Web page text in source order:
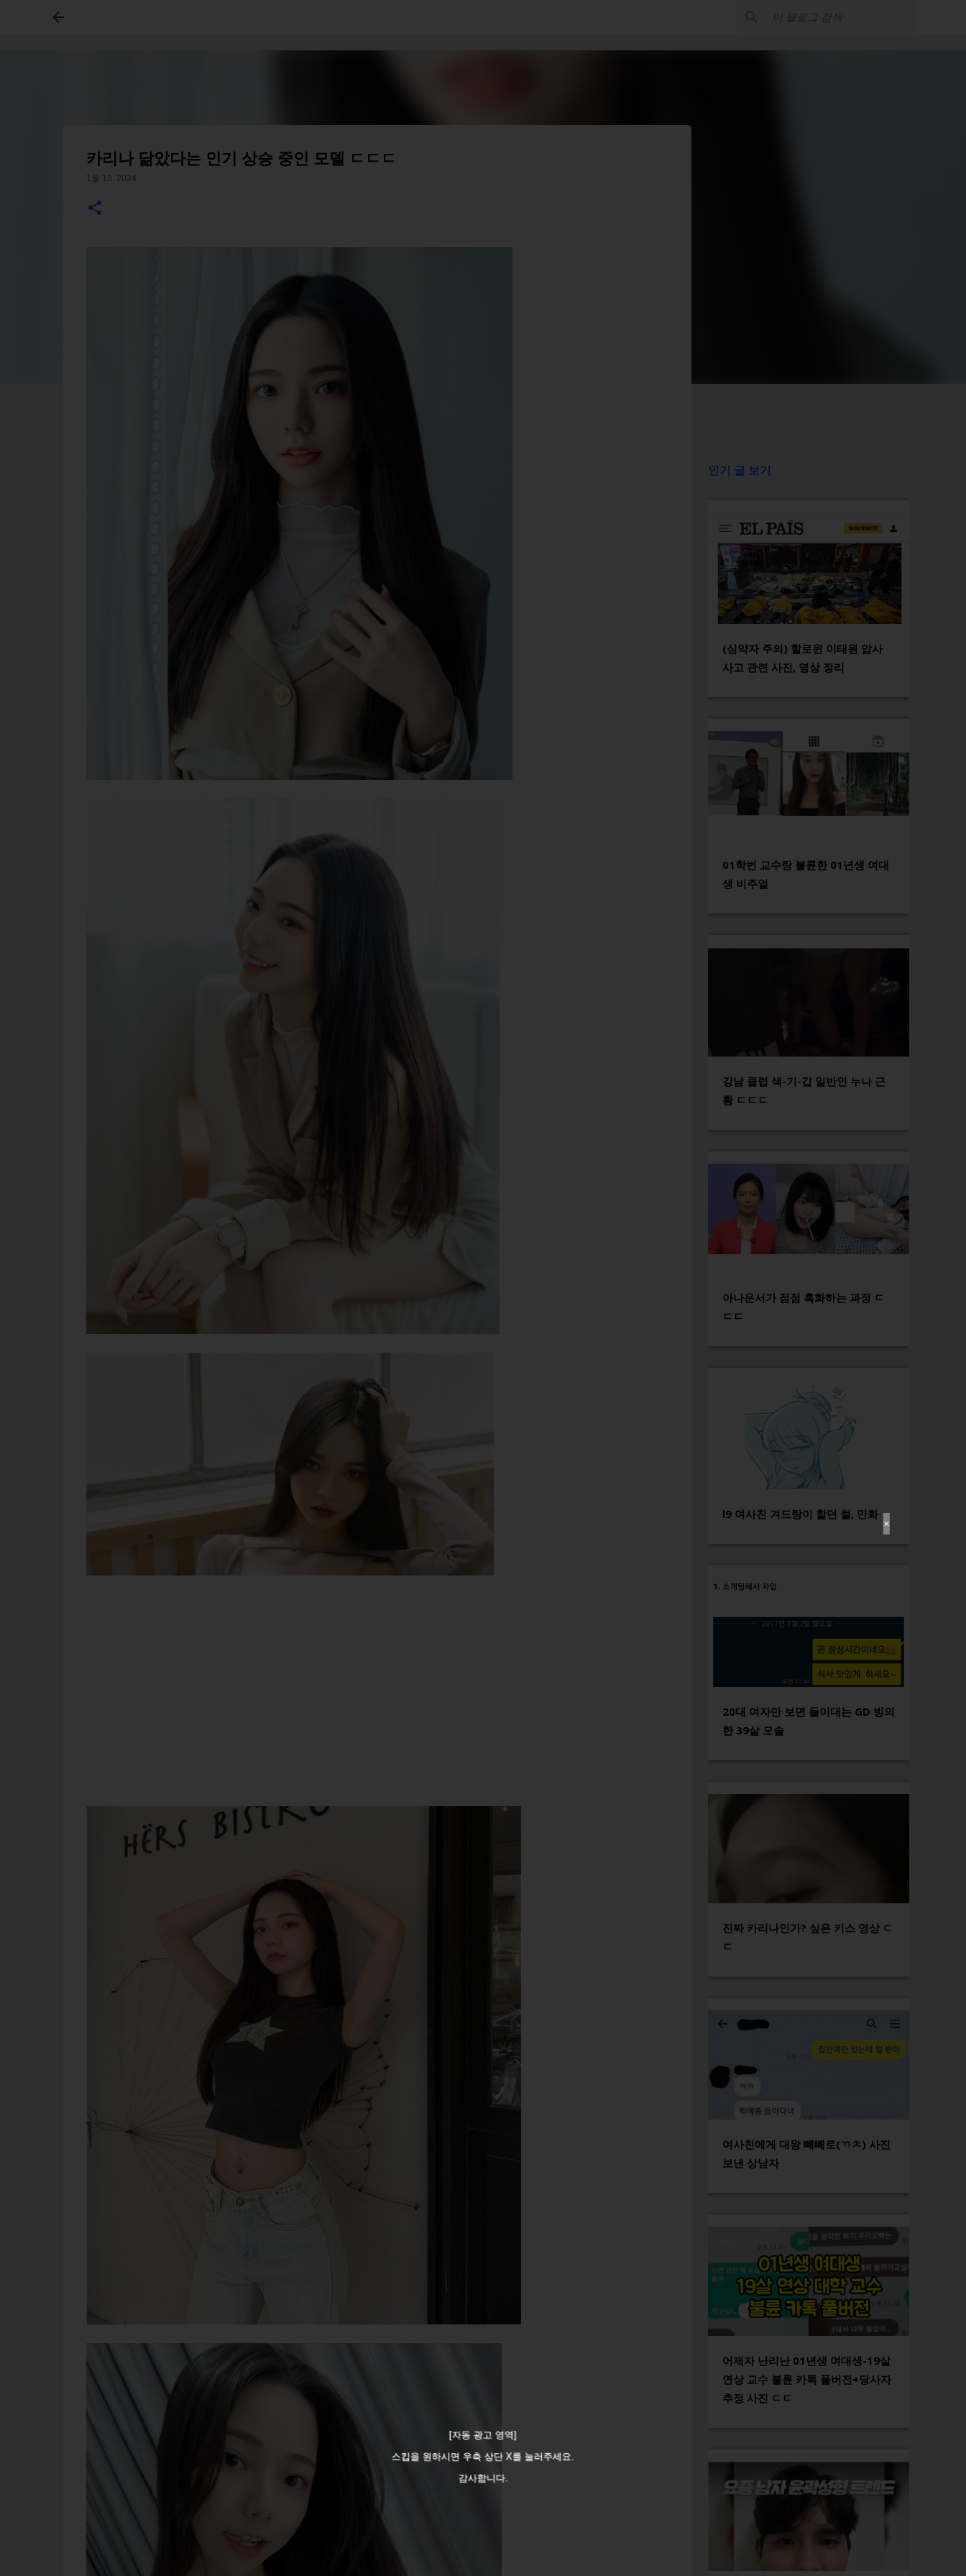
카리나 닮았다는 인기 상승 중인 모델 ㄷㄷㄷ
1월 13, 2024
✕
[자동 광고 영역]
스킵을 원하시면 우측 상단 X를 눌러주세요.
감사합니다.
인기 글 보기
(심약자 주의) 할로윈 이태원 압사
사고 관련 사진, 영상 정리
01학번 교수랑 불륜한 01년생 여대
생 비주얼
강남 클럽 색-기-갑 일반인 누나 근
황 ㄷㄷㄷ
아나운서가 점점 흑화하는 과정 ㄷ
ㄷㄷ
l9 여사친 겨드랑이 핥던 썰, 만화
20대 여자만 보면 들이대는 GD 빙의
한 39살 모솔
진짜 카리나인가? 싶은 키스 영상 ㄷ
ㄷ
여사친에게 대왕 빼빼로(ㄲㅊ) 사진
보낸 상남자
어제자 난리난 01년생 여대생-19살
연상 교수 불륜 카톡 풀버전+당사자
추정 사진 ㄷㄷ